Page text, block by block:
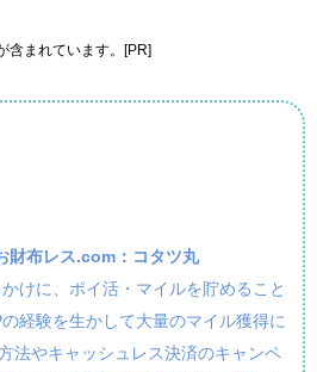
含まれています。[PR]
財布レス.com：コタツ丸
けに、ポイ活・マイルを貯めること
経験を生かして大量のマイル獲得に
法やキャッシュレス決済のキャンペ